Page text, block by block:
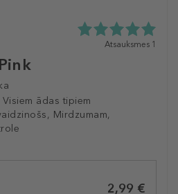
Visiem ādas tipiem
Mirdzumam,
5.0
atsauksmēm
Atsauksmes 1
2,99 €